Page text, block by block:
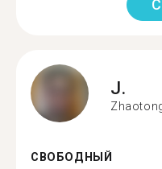
J.
СВОБОДНЫЙ